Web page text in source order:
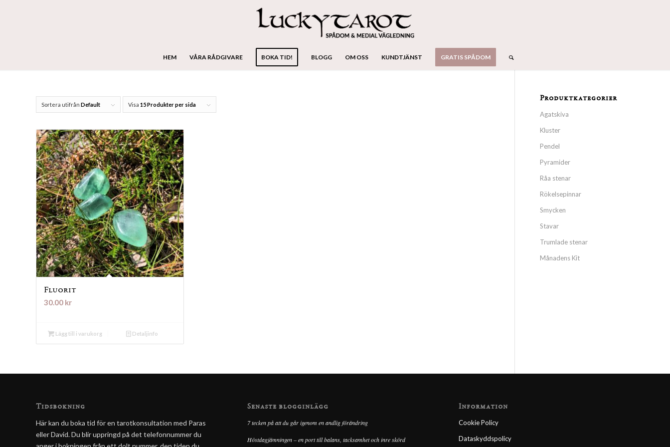
HEM VÅRA RÅDGIVARE BOKA TID! BLOGG OM OSS KUNDTJÄNST GRATIS SPÅDOM
Sortera utifrån Default Visa 15 Produkter per sida
Fluorit
30.00 kr
Lägg till i varukorg Detaljinfo
Produktkategorier
Agatskiva
Kluster
Pendel
Pyramider
Råa stenar
Rökelsepinnar
Smycken
Stavar
Trumlade stenar
Månadens Kit
Tidsbokning
Här kan du boka tid för en tarotkonsultation med Paras
eller David. Du blir uppringd på det telefonnummer du
Senaste blogginlägg
7 tecken på att du går igenom en andlig förändring
Höstdagjämningen – en port till balans, tacksamhet och inre skörd
Information
Cookie Policy
Dataskyddspolicy